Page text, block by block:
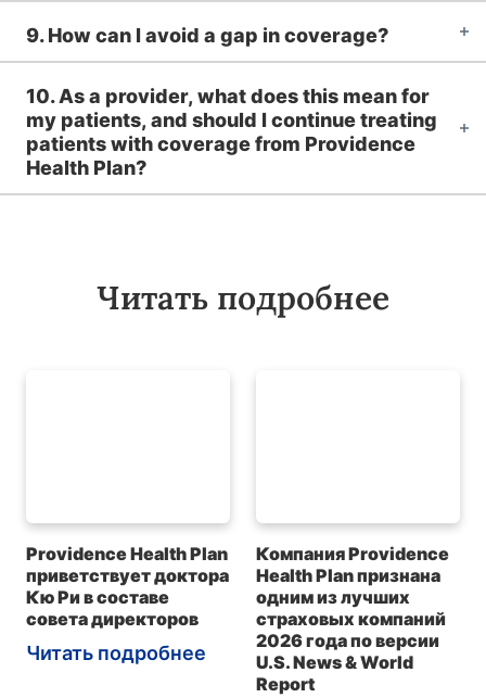
9. How can I avoid a gap in coverage?
10. As a provider, what does this mean for
my patients, and should I continue treating
patients with coverage from Providence
Health Plan?
Читать подробнее
Providence Health Plan
приветствует доктора
Кю Ри в составе
совета директоров
Читать подробнее
Компания Providence
Health Plan признана
одним из лучших
страховых компаний
2026 года по версии
U.S. News & World
Report